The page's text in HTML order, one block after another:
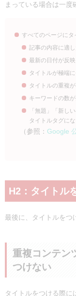
まっている場合は一度
すべてのページにタ
記事の内容に適
最新の日付が反
タイトルが極端
タイトルの重複
キーワードの数
「無題」「新し
タイトルタグに
（参照： Google
H2：タイトル
最後に、タイトルをつ
重複コンテン
つけない
タイトルをつける際に